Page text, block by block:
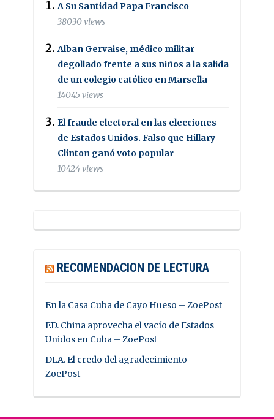
A Su Santidad Papa Francisco
38030 views
Alban Gervaise, médico militar
degollado frente a sus niños a la salida
de un colegio católico en Marsella
14045 views
El fraude electoral en las elecciones
de Estados Unidos. Falso que Hillary
Clinton ganó voto popular
10424 views
RECOMENDACION DE LECTURA
En la Casa Cuba de Cayo Hueso – ZoePost
ED. China aprovecha el vacío de Estados
Unidos en Cuba – ZoePost
DLA. El credo del agradecimiento –
ZoePost